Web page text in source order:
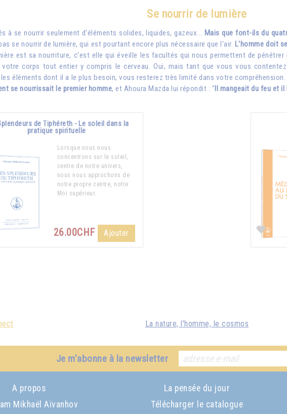
Se nourrir de lumière
à se nourrir seulement d'éléments solides, liquides, gazeux... Mais que font-ils du
se nourrir de lumière, qui est pourtant encore plus nécessaire que l'air. L'homme doit
est sa nourriture, c'est elle qui éveille les facultés qui nous permettent de
corps tout entier y compris le cerveau. Oui, mais tant que vous vous
éléments dont il a le plus besoin, vous resterez très limité dans votre
se nourrissait le premier homme, et Ahoura Mazda lui répondit : " Il mangeait du feu et
de Tiphéreth - Le soleil dans la
pratique spirituelle
Lorsque nous nous
concentrons sur le soleil,
centre de notre univers,
nous nous approchons de
notre propre centre, notre
Moi supérieur.
26.00CHF Ajouter
La nature, l'homme, le cosmos
Je m'abonne à la newsletter
A propos
Mikhaël Aïvanhov
La pensée du jour
Télécharger le catalogue